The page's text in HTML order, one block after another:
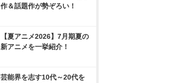
作＆話題作が勢ぞろい！
【夏アニメ2026】7月期夏の
新アニメを一挙紹介！
芸能界を志す10代～20代を